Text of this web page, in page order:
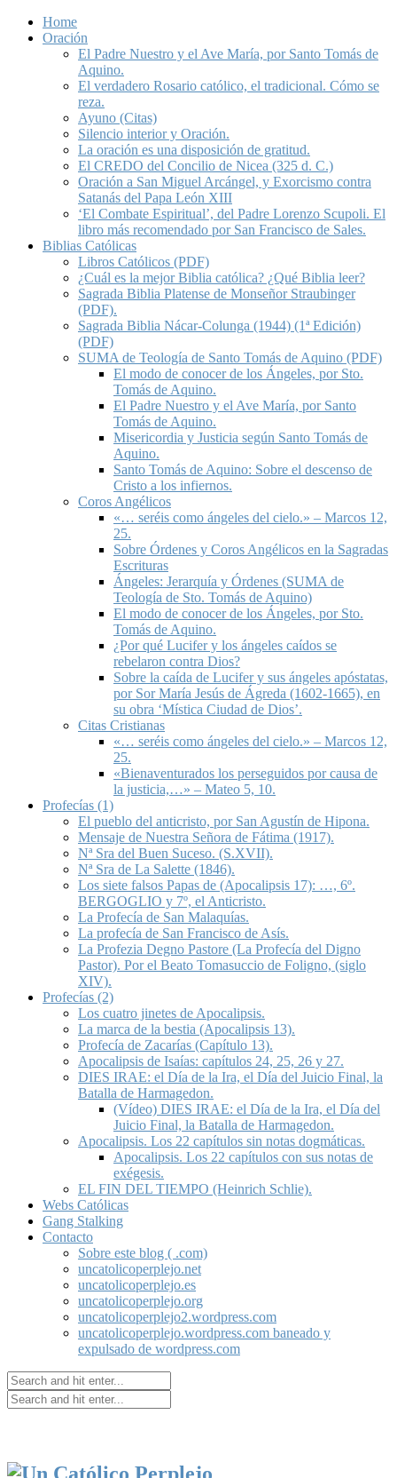
Home
Oración
El Padre Nuestro y el Ave María, por Santo Tomás de
Aquino.
El verdadero Rosario católico, el tradicional. Cómo se
reza.
Ayuno (Citas)
Silencio interior y Oración.
La oración es una disposición de gratitud.
El CREDO del Concilio de Nicea (325 d. C.)
Oración a San Miguel Arcángel, y Exorcismo contra
Satanás del Papa León XIII
‘El Combate Espiritual’, del Padre Lorenzo Scupoli. El
libro más recomendado por San Francisco de Sales.
Biblias Católicas
Libros Católicos (PDF)
¿Cuál es la mejor Biblia católica? ¿Qué Biblia leer?
Sagrada Biblia Platense de Monseñor Straubinger
(PDF).
Sagrada Biblia Nácar-Colunga (1944) (1ª Edición)
(PDF)
SUMA de Teología de Santo Tomás de Aquino (PDF)
El modo de conocer de los Ángeles, por Sto.
Tomás de Aquino.
El Padre Nuestro y el Ave María, por Santo
Tomás de Aquino.
Misericordia y Justicia según Santo Tomás de
Aquino.
Santo Tomás de Aquino: Sobre el descenso de
Cristo a los infiernos.
Coros Angélicos
«… seréis como ángeles del cielo.» – Marcos 12,
25.
Sobre Órdenes y Coros Angélicos en la Sagradas
Escrituras
Ángeles: Jerarquía y Órdenes (SUMA de
Teología de Sto. Tomás de Aquino)
El modo de conocer de los Ángeles, por Sto.
Tomás de Aquino.
¿Por qué Lucifer y los ángeles caídos se
rebelaron contra Dios?
Sobre la caída de Lucifer y sus ángeles apóstatas,
por Sor María Jesús de Ágreda (1602-1665), en
su obra ‘Mística Ciudad de Dios’.
Citas Cristianas
«… seréis como ángeles del cielo.» – Marcos 12,
25.
«Bienaventurados los perseguidos por causa de
la justicia,…» – Mateo 5, 10.
Profecías (1)
El pueblo del anticristo, por San Agustín de Hipona.
Mensaje de Nuestra Señora de Fátima (1917).
Nª Sra del Buen Suceso. (S.XVII).
Nª Sra de La Salette (1846).
Los siete falsos Papas de (Apocalipsis 17): …, 6º.
BERGOGLIO y 7º, el Anticristo.
La Profecía de San Malaquías.
La profecía de San Francisco de Asís.
La Profezia Degno Pastore (La Profecía del Digno
Pastor). Por el Beato Tomasuccio de Foligno, (siglo
XIV).
Profecías (2)
Los cuatro jinetes de Apocalipsis.
La marca de la bestia (Apocalipsis 13).
Profecía de Zacarías (Capítulo 13).
Apocalipsis de Isaías: capítulos 24, 25, 26 y 27.
DIES IRAE: el Día de la Ira, el Día del Juicio Final, la
Batalla de Harmagedon.
(Vídeo) DIES IRAE: el Día de la Ira, el Día del
Juicio Final, la Batalla de Harmagedon.
Apocalipsis. Los 22 capítulos sin notas dogmáticas.
Apocalipsis. Los 22 capítulos con sus notas de
exégesis.
EL FIN DEL TIEMPO (Heinrich Schlie).
Webs Católicas
Gang Stalking
Contacto
Sobre este blog ( .com)
uncatolicoperplejo.net
uncatolicoperplejo.es
uncatolicoperplejo.org
uncatolicoperplejo2.wordpress.com
uncatolicoperplejo.wordpress.com baneado y
expulsado de wordpress.com